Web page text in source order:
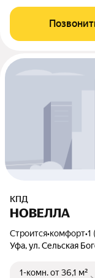
КПД
НОВЕЛЛА
Строится•комфорт•1
Уфа, ул. Сельская
1-комн.от 36,1 м²